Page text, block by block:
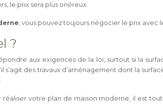
le prix sera plus onéreux.
, vous pouvez toujours négocier le prix avec
?
aux exigences de la loi, surtout si la
s’agit des travaux d’aménagement dont la
votre plan de maison moderne, il est